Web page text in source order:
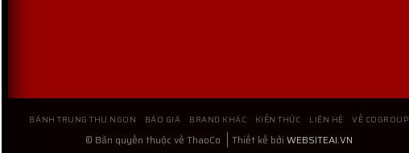
BÁNH TRUNG THU NGON BÁO GIÁ BRAND KHÁC KIẾN THỨC LIÊN HỆ VỀ COGROUP
© Bản quyền thuộc về ThaoCo Thiết kế bởi WEBSITEAI.VN